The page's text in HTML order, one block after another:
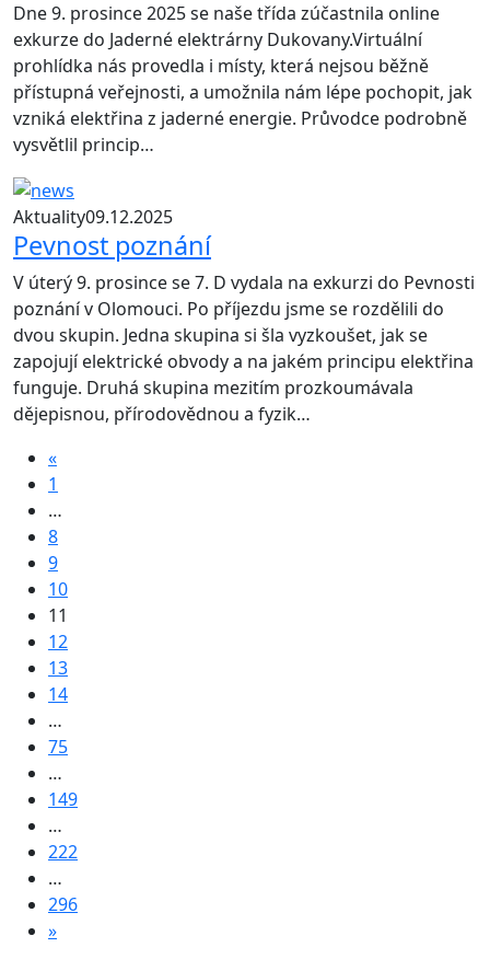
Dne 9. prosince 2025 se naše třída zúčastnila online
exkurze do Jaderné elektrárny Dukovany.Virtuální
prohlídka nás provedla i místy, která nejsou běžně
přístupná veřejnosti, a umožnila nám lépe pochopit, jak
vzniká elektřina z jaderné energie. Průvodce podrobně
vysvětlil princip…
Aktuality09.12.2025
Pevnost poznání
V úterý 9. prosince se 7. D vydala na exkurzi do Pevnosti
poznání v Olomouci. Po příjezdu jsme se rozdělili do
dvou skupin. Jedna skupina si šla vyzkoušet, jak se
zapojují elektrické obvody a na jakém principu elektřina
funguje. Druhá skupina mezitím prozkoumávala
dějepisnou, přírodovědnou a fyzik…
«
1
…
8
9
10
11
12
13
14
…
75
…
149
…
222
…
296
»